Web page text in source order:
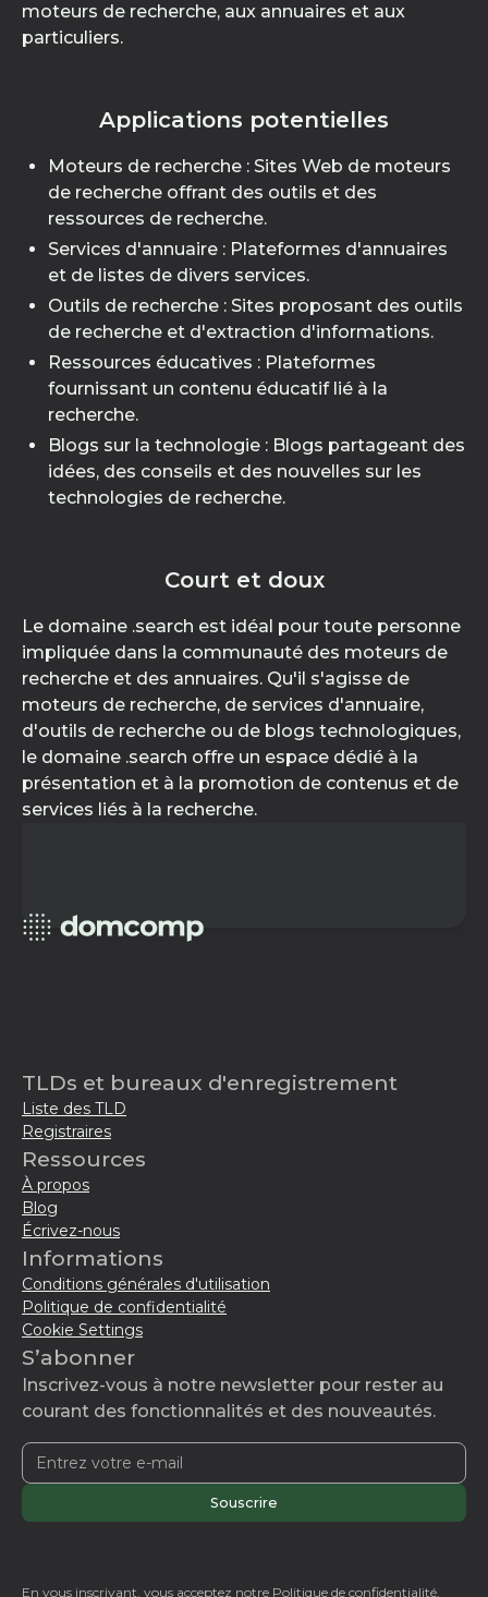
moteurs de recherche, aux annuaires et aux
particuliers.
Applications potentielles
Moteurs de recherche : Sites Web de moteurs
de recherche offrant des outils et des
ressources de recherche.
Services d'annuaire : Plateformes d'annuaires
et de listes de divers services.
Outils de recherche : Sites proposant des outils
de recherche et d'extraction d'informations.
Ressources éducatives : Plateformes
fournissant un contenu éducatif lié à la
recherche.
Blogs sur la technologie : Blogs partageant des
idées, des conseils et des nouvelles sur les
technologies de recherche.
Court et doux
Le domaine .search est idéal pour toute personne
impliquée dans la communauté des moteurs de
recherche et des annuaires. Qu'il s'agisse de
moteurs de recherche, de services d'annuaire,
d'outils de recherche ou de blogs technologiques,
le domaine .search offre un espace dédié à la
présentation et à la promotion de contenus et de
services liés à la recherche.
TLDs et bureaux d'enregistrement
Liste des TLD
Registraires
Ressources
À propos
Blog
Écrivez-nous
Informations
Conditions générales d'utilisation
Politique de confidentialité
Cookie Settings
S’abonner
Inscrivez-vous à notre newsletter pour rester au
courant des fonctionnalités et des nouveautés.
En vous inscrivant, vous acceptez notre Politique de confidentialité.